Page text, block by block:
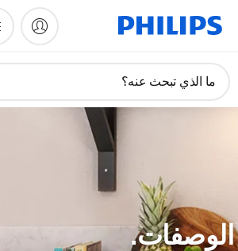
دعم
ما الذي تبحث عنه؟